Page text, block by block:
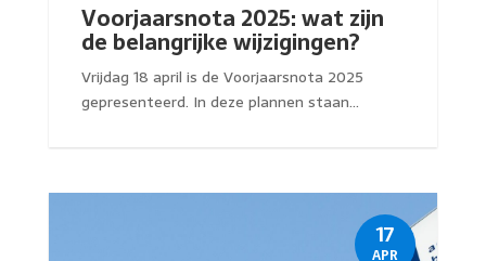
Voorjaarsnota 2025: wat zijn
de belangrijke wijzigingen?
Vrijdag 18 april is de Voorjaarsnota 2025
gepresenteerd. In deze plannen staan...
17
APR